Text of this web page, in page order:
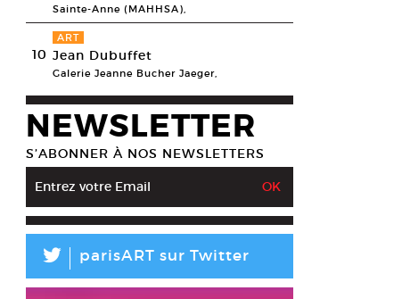
Sainte-Anne (MAHHSA),
10
ART
Jean Dubuffet
Galerie Jeanne Bucher Jaeger,
NEWSLETTER
S’ABONNER À NOS NEWSLETTERS
L parisART sur Twitter